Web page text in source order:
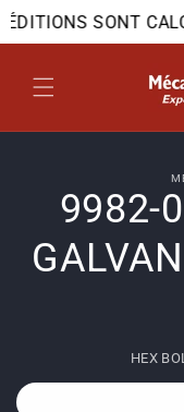
SONT
passer
au
produits9982-